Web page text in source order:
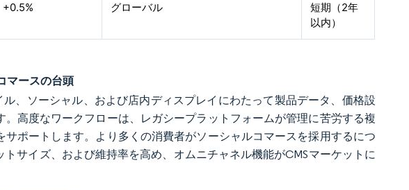
+0.5% グローバル
短期（2年
以内）
マースの台頭
、ソーシャル、および店内ディスプレイにわたって製品データ、価格設
高度なワークフローは、レガシープラットフォームが管理に苦労する複
ポートします。より多くの消費者がソーシャルコマースを採用するにつ
サイズ、および維持率を高め、オムニチャネル機能がCMSマーケットに